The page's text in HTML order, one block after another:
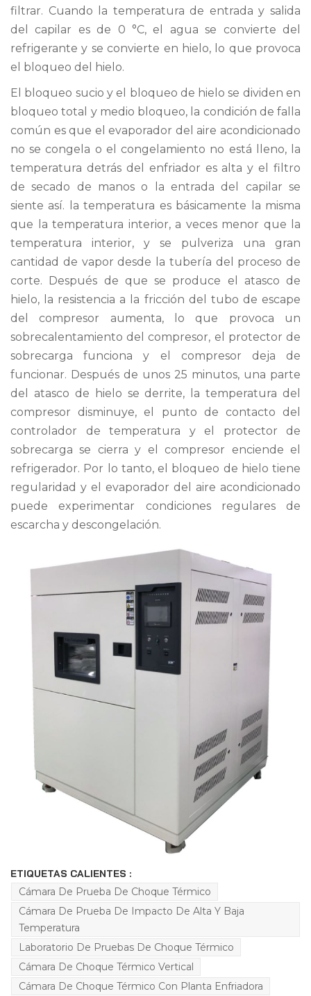
filtrar. Cuando la temperatura de entrada y salida
del capilar es de 0 °C, el agua se convierte del
refrigerante y se convierte en hielo, lo que provoca
el bloqueo del hielo.
El bloqueo sucio y el bloqueo de hielo se dividen en
bloqueo total y medio bloqueo, la condición de falla
común es que el evaporador del aire acondicionado
no se congela o el congelamiento no está lleno, la
temperatura detrás del enfriador es alta y el filtro
de secado de manos o la entrada del capilar se
siente así. la temperatura es básicamente la misma
que la temperatura interior, a veces menor que la
temperatura interior, y se pulveriza una gran
cantidad de vapor desde la tubería del proceso de
corte. Después de que se produce el atasco de
hielo, la resistencia a la fricción del tubo de escape
del compresor aumenta, lo que provoca un
sobrecalentamiento del compresor, el protector de
sobrecarga funciona y el compresor deja de
funcionar. Después de unos 25 minutos, una parte
del atasco de hielo se derrite, la temperatura del
compresor disminuye, el punto de contacto del
controlador de temperatura y el protector de
sobrecarga se cierra y el compresor enciende el
refrigerador. Por lo tanto, el bloqueo de hielo tiene
regularidad y el evaporador del aire acondicionado
puede experimentar condiciones regulares de
escarcha y descongelación.
ETIQUETAS CALIENTES :
Cámara De Prueba De Choque Térmico
Cámara De Prueba De Impacto De Alta Y Baja
Temperatura
Laboratorio De Pruebas De Choque Térmico
Cámara De Choque Térmico Vertical
Cámara De Choque Térmico Con Planta Enfriadora